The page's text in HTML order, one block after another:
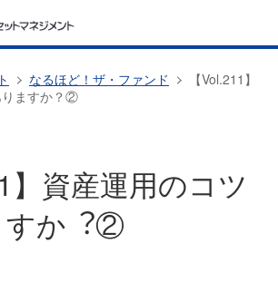
なるほど！ザ・ファンド
【Vol.211】
りますか？②
】資産運⽤のコツ
すか︖②